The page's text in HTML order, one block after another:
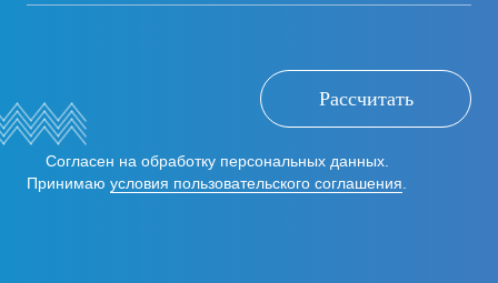
Рассчитать
Согласен на обработку персональных данных.
Принимаю условия пользовательского соглашения